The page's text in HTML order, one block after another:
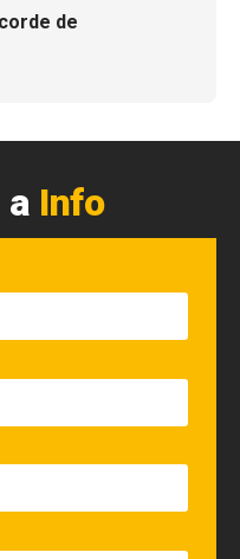
de
a Info